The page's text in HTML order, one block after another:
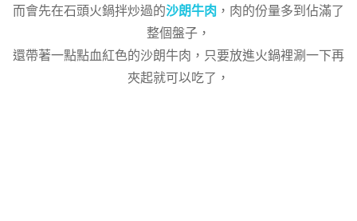
而會先在石頭火鍋拌炒過的沙朗牛肉 ，肉的份量多到佔滿了
整個盤子，
還帶著一點點血紅色的沙朗牛肉，只要放進火鍋裡涮一下再
夾起就可以吃了，